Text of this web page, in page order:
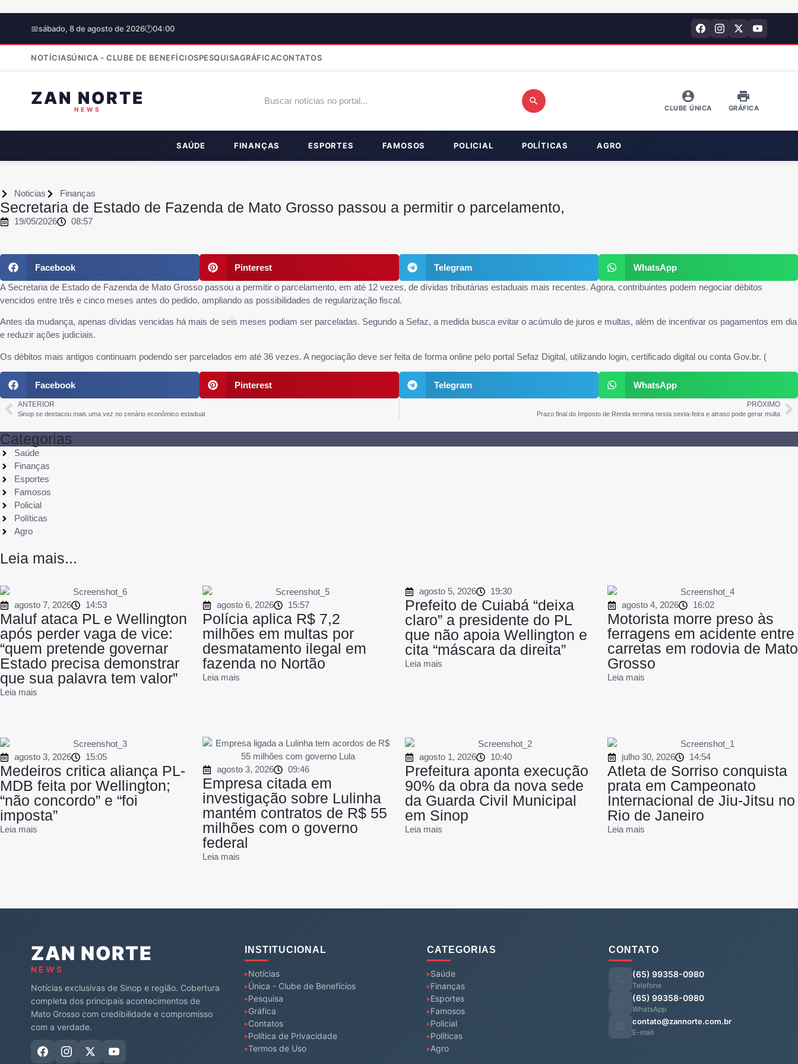
📅sábado, 8 de agosto de 2026🕐04:00
NOTÍCIASÚNICA - CLUBE DE BENEFÍCIOSPESQUISAGRÁFICACONTATOS
ZAN NORTE
NEWS CLUBE ÚNICA GRÁFICA
SAÚDE FINANÇAS ESPORTES FAMOSOS POLICIAL POLÍTICAS AGRO
Noticias Finanças
Secretaria de Estado de Fazenda de Mato Grosso passou a permitir o parcelamento,
19/05/2026 08:57
Facebook Pinterest Telegram
WhatsApp
A Secretaria de Estado de Fazenda de Mato Grosso passou a permitir o parcelamento, em até 12 vezes, de dívidas tributárias estaduais mais recentes. Agora, contribuintes podem negociar débitos
vencidos entre três e cinco meses antes do pedido, ampliando as possibilidades de regularização fiscal.
Antes da mudança, apenas dívidas vencidas há mais de seis meses podiam ser parceladas. Segundo a Sefaz, a medida busca evitar o acúmulo de juros e multas, além de incentivar os pagamentos em dia
e reduzir ações judiciais.
Os débitos mais antigos continuam podendo ser parcelados em até 36 vezes. A negociação deve ser feita de forma online pelo portal Sefaz Digital, utilizando login, certificado digital ou conta Gov.br. (
Facebook Pinterest Telegram WhatsApp
ANTERIOR
Sinop se destacou mais uma vez no cenário econômico estadual
PRÓXIMO
Prazo final do Imposto de Renda termina nesta sexta-feira e atraso pode gerar multa
Categorias
Saúde
Finanças
Esportes
Famosos
Policial
Políticas
Agro
Leia mais...
agosto 7, 2026 14:53
Maluf ataca PL e Wellington
após perder vaga de vice:
“quem pretende governar
Estado precisa demonstrar
que sua palavra tem valor”
Leia mais
agosto 6, 2026 15:57
Polícia aplica R$ 7,2
milhões em multas por
desmatamento ilegal em
fazenda no Nortão
Leia mais
agosto 5, 2026 19:30
Prefeito de Cuiabá “deixa
claro” a presidente do PL
que não apoia Wellington e
cita “máscara da direita”
Leia mais
agosto 4, 2026 16:02
Motorista morre preso às
ferragens em acidente entre
carretas em rodovia de Mato
Grosso
Leia mais
agosto 3, 2026 15:05
Medeiros critica aliança PL-
MDB feita por Wellington;
“não concordo” e “foi
imposta”
Leia mais
agosto 3, 2026 09:46
Empresa citada em
investigação sobre Lulinha
mantém contratos de R$ 55
milhões com o governo
federal
Leia mais
agosto 1, 2026 10:40
Prefeitura aponta execução
90% da obra da nova sede
da Guarda Civil Municipal
em Sinop
Leia mais
julho 30, 2026 14:54
Atleta de Sorriso conquista
prata em Campeonato
Internacional de Jiu-Jitsu no
Rio de Janeiro
Leia mais
ZAN NORTE
NEWS
Notícias exclusivas de Sinop e região. Cobertura
completa dos principais acontecimentos de
Mato Grosso com credibilidade e compromisso
com a verdade.
INSTITUCIONAL
Notícias
Única - Clube de Benefícios
Pesquisa
Gráfica
Contatos
Política de Privacidade
Termos de Uso
CATEGORIAS
Saúde
Finanças
Esportes
Famosos
Policial
Políticas
Agro
CONTATO
(65) 99358-0980
Telefone
(65) 99358-0980
WhatsApp
contato@zannorte.com.br
E-mail